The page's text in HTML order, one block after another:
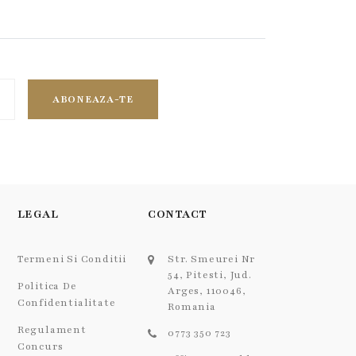
ABONEAZA-TE
LEGAL
Termeni Si Conditii
Politica De
Confidentialitate
Regulament
Concurs
CONTACT
Str. Smeurei Nr
54, Pitesti, Jud.
Arges, 110046,
Romania
0773 350 723